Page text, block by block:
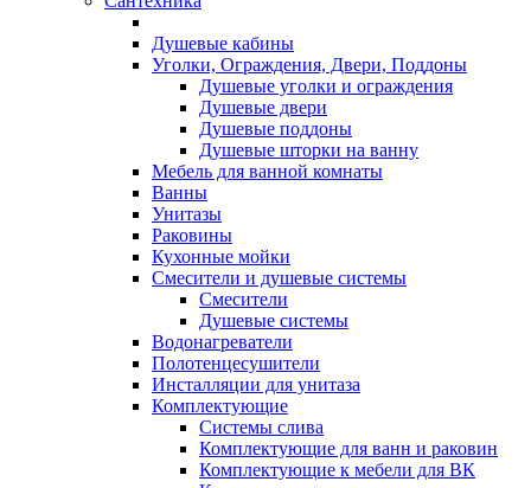
Душевые кабины
Уголки, Ограждения, Двери, Поддоны
Душевые уголки и ограждения
Душевые двери
Душевые поддоны
Душевые шторки на ванну
Мебель для ванной комнаты
Ванны
Унитазы
Раковины
Кухонные мойки
Смесители и душевые системы
Смесители
Душевые системы
Водонагреватели
Полотенцесушители
Инсталляции для унитаза
Комплектующие
Системы слива
Комплектующие для ванн и раковин
Комплектующие к мебели для ВК